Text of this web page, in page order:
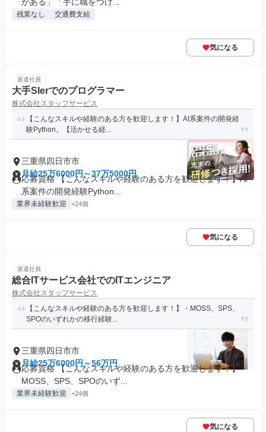
残業なし 交通費支給
気になる
派遣社員
大手SIerでのプログラマー
株式会社スタッフサービス
【こんなスキルや経験のある方を歓迎します！】AI系案件の開発経
験Python。【活かせる経...
三重県四日市市
月給25万6000円～37万5000円
応募資格 【こんなスキルや経験のある方を歓迎します！】AI
系案件の開発経験Python...
業界未経験歓迎 +24個
気になる
派遣社員
総合ITサービス会社でのITエンジニア
株式会社スタッフサービス
【こんなスキルや経験のある方を歓迎します！】・MOSS、SPS、
SPOのいずれかの移行経験...
三重県四日市市
月給25万6000円～56万円
応募資格 【こんなスキルや経験のある方を歓迎します！】・
MOSS、SPS、SPOのいず...
業界未経験歓迎 +24個
気になる